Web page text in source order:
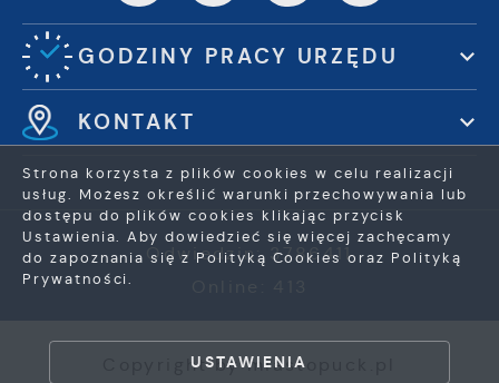
GODZINY PRACY URZĘDU
KONTAKT
Odwiedzin: 3786411
Copyright by miastopuck.pl
Strona korzysta z plików cookies w celu realizacji
usług. Możesz określić warunki przechowywania lub
dostępu do plików cookies klikając przycisk
Ustawienia. Aby dowiedzieć się więcej zachęcamy
do zapoznania się z Polityką Cookies oraz Polityką
Prywatności.
USTAWIENIA